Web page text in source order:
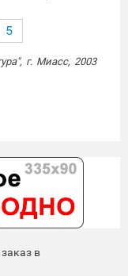
5
г. Миасс, 2003
в